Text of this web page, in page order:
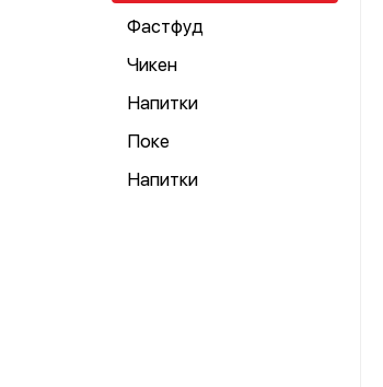
Фастфуд
Чикен
Напитки
Поке
Напитки